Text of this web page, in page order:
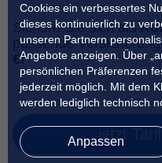
Cookies ein verbessertes
dieses kontinuierlich zu
unseren Partnern
Angebote anzeigen. Über
persönlichen Präferenzen
jederzeit möglich. Mit dem
werden lediglich technisch
Anpassen
Sichern Sie sich als
passende
€!
jetzt